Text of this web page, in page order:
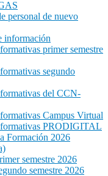
personal de nuevo
información
primer semestre
segundo
del CCN-
Campus Virtual
PRODIGITAL
Formación 2026
semestre 2026
semestre 2026